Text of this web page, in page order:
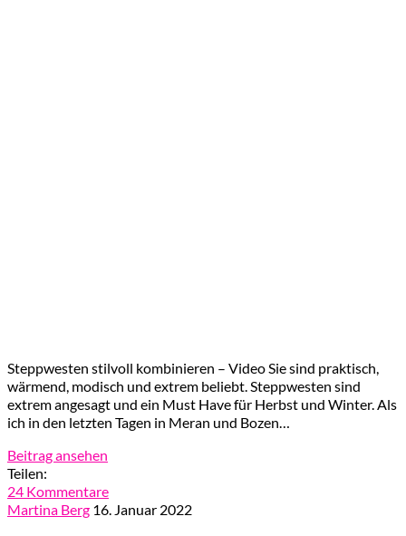
Steppwesten stilvoll kombinieren – Video Sie sind praktisch,
wärmend, modisch und extrem beliebt. Steppwesten sind
extrem angesagt und ein Must Have für Herbst und Winter. Als
ich in den letzten Tagen in Meran und Bozen…
Beitrag ansehen
Teilen:
24 Kommentare
Martina Berg 16. Januar 2022